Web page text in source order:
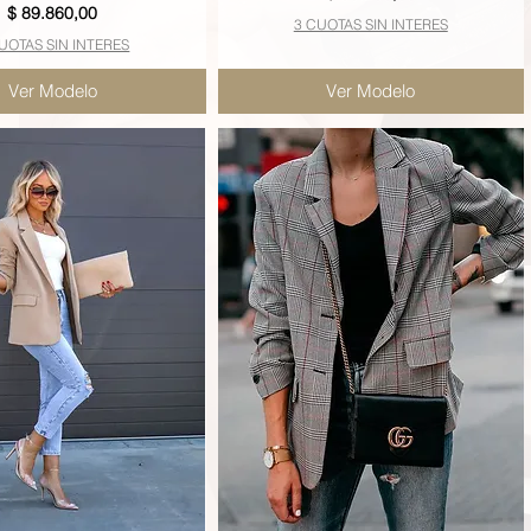
Precio
$ 89.860,00
SIN INTERES
Ver Modelo
3 CUOTAS SIN INTERES
Ver Modelo